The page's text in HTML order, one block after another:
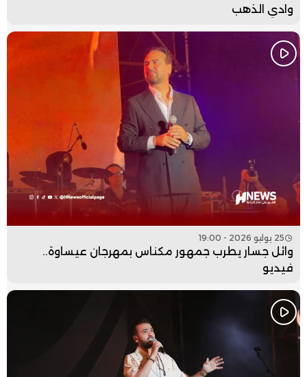
وادي الذهب
25 يوليو 2026 - 19:00
وائل جسار يطرب جمهور مكناس بمهرجان عيساوة..
فيديو